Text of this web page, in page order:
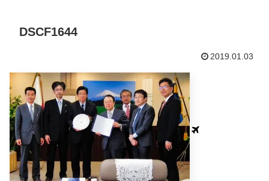
DSCF1644
2019.01.03